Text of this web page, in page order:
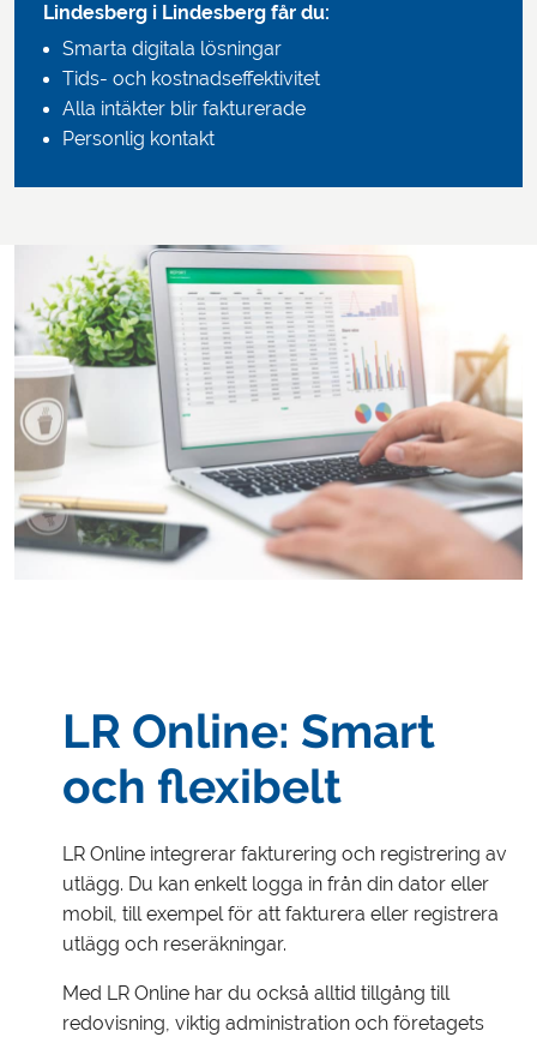
Lindesberg i Lindesberg får du:
Smarta digitala lösningar
Tids- och kostnadseffektivitet
Alla intäkter blir fakturerade
Personlig kontakt
LR Online: Smart
och flexibelt
LR Online integrerar fakturering och registrering av
utlägg. Du kan enkelt logga in från din dator eller
mobil, till exempel för att fakturera eller registrera
utlägg och reseräkningar.
Med LR Online har du också alltid tillgång till
redovisning, viktig administration och företagets